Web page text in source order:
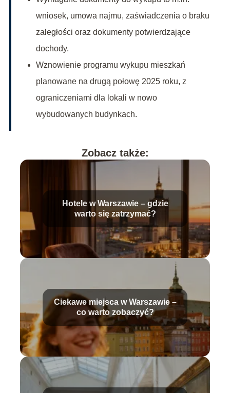
wniosek, umowa najmu, zaświadczenia o braku
zaległości oraz dokumenty potwierdzające
dochody.
Wznowienie programu wykupu mieszkań
planowane na drugą połowę 2025 roku, z
ograniczeniami dla lokali w nowo
wybudowanych budynkach.
Zobacz także:
Hotele w Warszawie – gdzie
warto się zatrzymać?
Ciekawe miejsca w Warszawie –
co warto zobaczyć?